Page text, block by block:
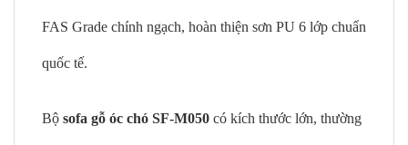
FAS Grade chính ngạch, hoàn thiện sơn PU 6 lớp chuẩn
quốc tế.
Bộ sofa gỗ óc chó SF-M050 có kích thước lớn, thường